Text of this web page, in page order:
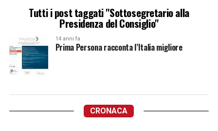
Tutti i post taggati "Sottosegretario alla
Presidenza del Consiglio"
14 anni fa
Prima Persona racconta l’Italia migliore
CRONACA